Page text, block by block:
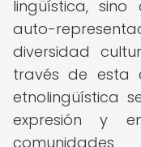
lingüística,
auto-
diversidad
través de esta
etnolingüística
expresión y
comunidades